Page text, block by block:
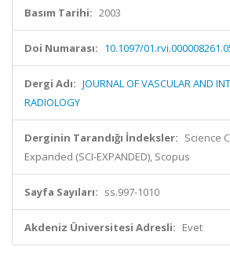
Basım Tarihi: 2003
Doi Numarası: 10.1097/
Dergi Adı: JOURNAL OF VASCULAR AND
RADIOLOGY
Derginin Tarandığı İndeksler: Science
Expanded (SCI-EXPANDED), Scopus
Sayfa Sayıları: ss.997-1010
Akdeniz Üniversitesi Adresli: Evet